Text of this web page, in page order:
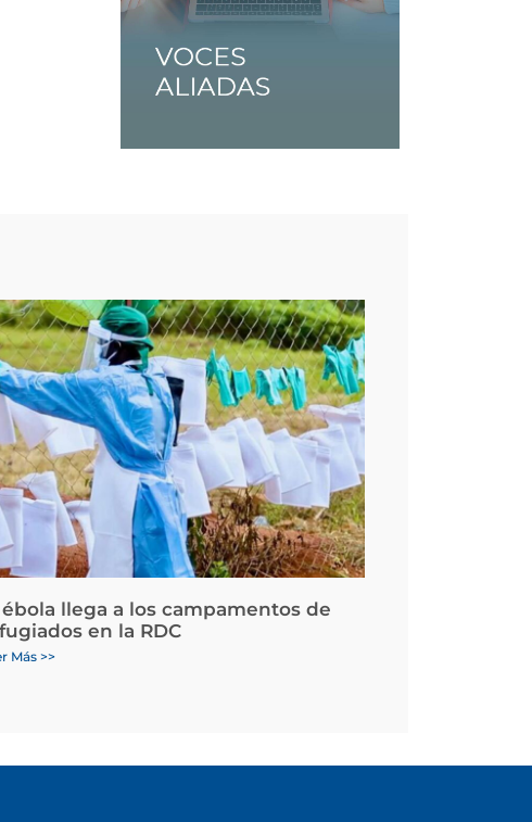
ébola llega a los campamentos de
en la RDC
Más >>